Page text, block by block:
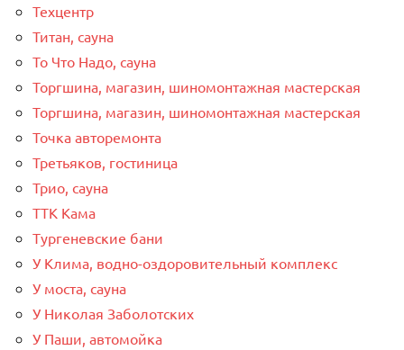
Техцентр
Титан, сауна
То Что Надо, сауна
Торгшина, магазин, шиномонтажная мастерская
Торгшина, магазин, шиномонтажная мастерская
Точка авторемонта
Третьяков, гостиница
Трио, сауна
ТТК Кама
Тургеневские бани
У Клима, водно-оздоровительный комплекс
У моста, сауна
У Николая Заболотских
У Паши, автомойка